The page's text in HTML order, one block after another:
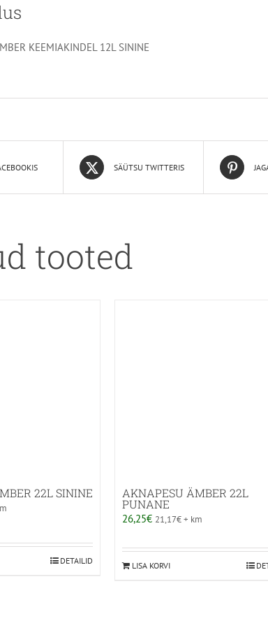
KEEMIAKINDEL 12L SININE
SÄÜTSU TWITTERIS
tooted
22L SININE
DETAILID
AKNAPESU ÄMBER 22L
PUNANE
26,25€ 21,17€+ km
LISA KORVI